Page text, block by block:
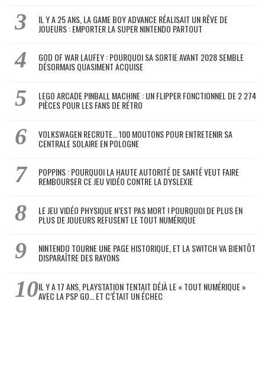
IL Y A 25 ANS, LA GAME BOY ADVANCE RÉALISAIT UN RÊVE DE
JOUEURS : EMPORTER LA SUPER NINTENDO PARTOUT
GOD OF WAR LAUFEY : POURQUOI SA SORTIE AVANT 2028 SEMBLE
DÉSORMAIS QUASIMENT ACQUISE
LEGO ARCADE PINBALL MACHINE : UN FLIPPER FONCTIONNEL DE 2 274
PIÈCES POUR LES FANS DE RÉTRO
VOLKSWAGEN RECRUTE… 100 MOUTONS POUR ENTRETENIR SA
CENTRALE SOLAIRE EN POLOGNE
POPPINS : POURQUOI LA HAUTE AUTORITÉ DE SANTÉ VEUT FAIRE
REMBOURSER CE JEU VIDÉO CONTRE LA DYSLEXIE
LE JEU VIDÉO PHYSIQUE N’EST PAS MORT ! POURQUOI DE PLUS EN
PLUS DE JOUEURS REFUSENT LE TOUT NUMÉRIQUE
NINTENDO TOURNE UNE PAGE HISTORIQUE, ET LA SWITCH VA BIENTÔT
DISPARAÎTRE DES RAYONS
IL Y A 17 ANS, PLAYSTATION TENTAIT DÉJÀ LE « TOUT NUMÉRIQUE »
AVEC LA PSP GO… ET C’ÉTAIT UN ÉCHEC